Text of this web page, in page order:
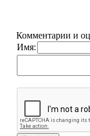
Комментарии и
Имя: